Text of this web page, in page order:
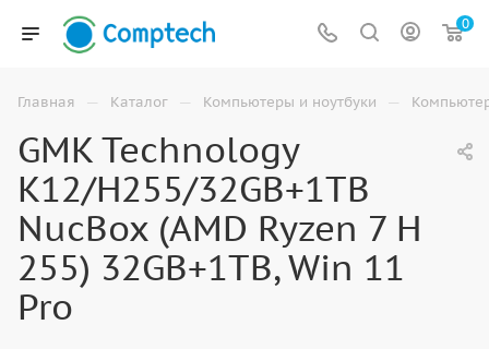
0
Главная — Каталог — Компьютеры и ноутбуки —
GMK Technology
K12/H255/32GB+1TB
NucBox (AMD Ryzen 7 H
255) 32GB+1TB, Win 11
Pro